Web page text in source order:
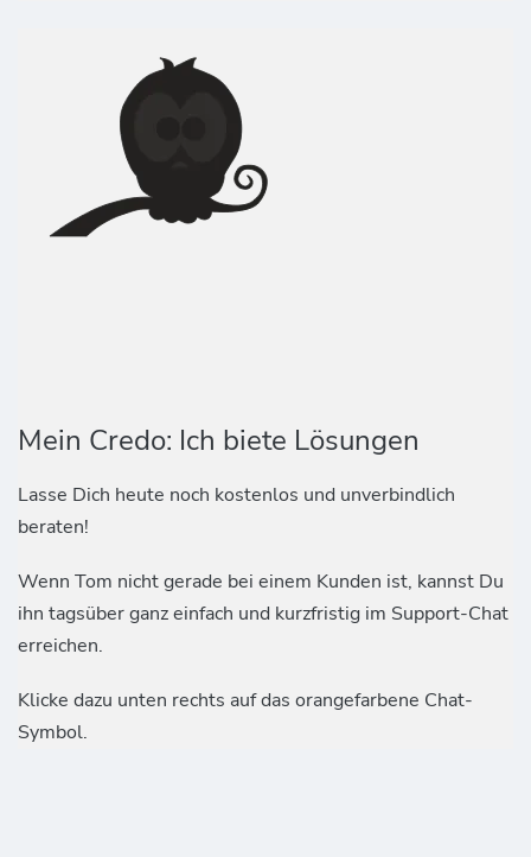
Mein Credo: Ich biete Lösungen
Lasse Dich heute noch kostenlos und unverbindlich
beraten!
Wenn Tom nicht gerade bei einem Kunden ist, kannst Du
ihn tagsüber ganz einfach und kurzfristig im Support-Chat
erreichen.
Klicke dazu unten rechts auf das orangefarbene Chat-
Symbol.